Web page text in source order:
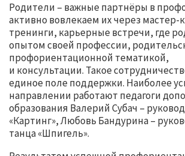
Родители – важные партнёры в
активно вовлекаем их через мастер-
тренинги, карьерные встречи, где
опытом своей профессии,
профориентационной тематикой,
и консультации. Такое
единое поле поддержки. Наиболее
направлении работают педагоги
образования Валерий Субач –
«Картинг», Любовь Бандурина –
танца «Шпигель».